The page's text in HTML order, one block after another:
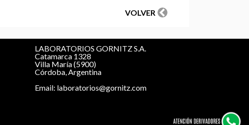
VOLVER
LABORATORIOS GORNITZ S.A.
Catamarca 1328
Villa María (5900)
Córdoba, Argentina
Email: laboratorios@gornitz.com